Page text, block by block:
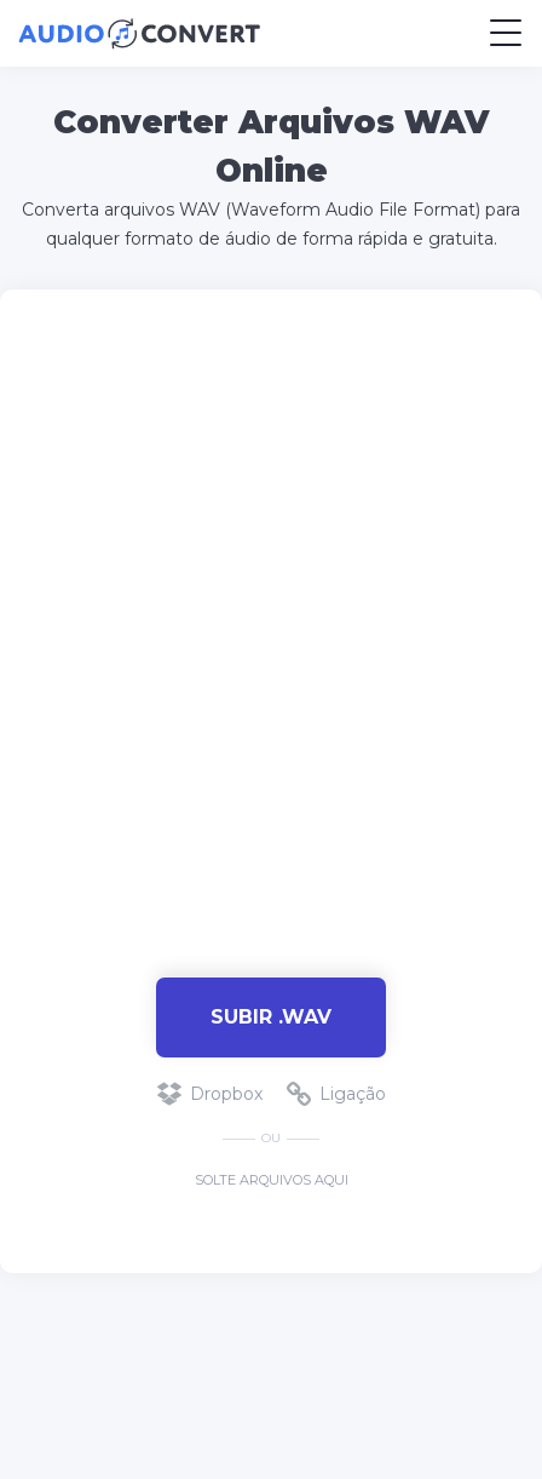
Converter Arquivos WAV
Online
Converta arquivos WAV (Waveform Audio File Format) para
qualquer formato de áudio de forma rápida e gratuita.
SUBIR .WAV
Dropbox Ligação
OU
SOLTE ARQUIVOS AQUI